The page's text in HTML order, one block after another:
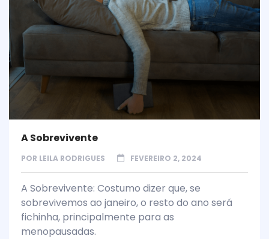
A Sobrevivente
POR LEILA RODRIGUES FEVEREIRO 2, 2024
A Sobrevivente: Costumo dizer que, se
sobrevivemos ao janeiro, o resto do ano será
fichinha, principalmente para as
menopausadas.